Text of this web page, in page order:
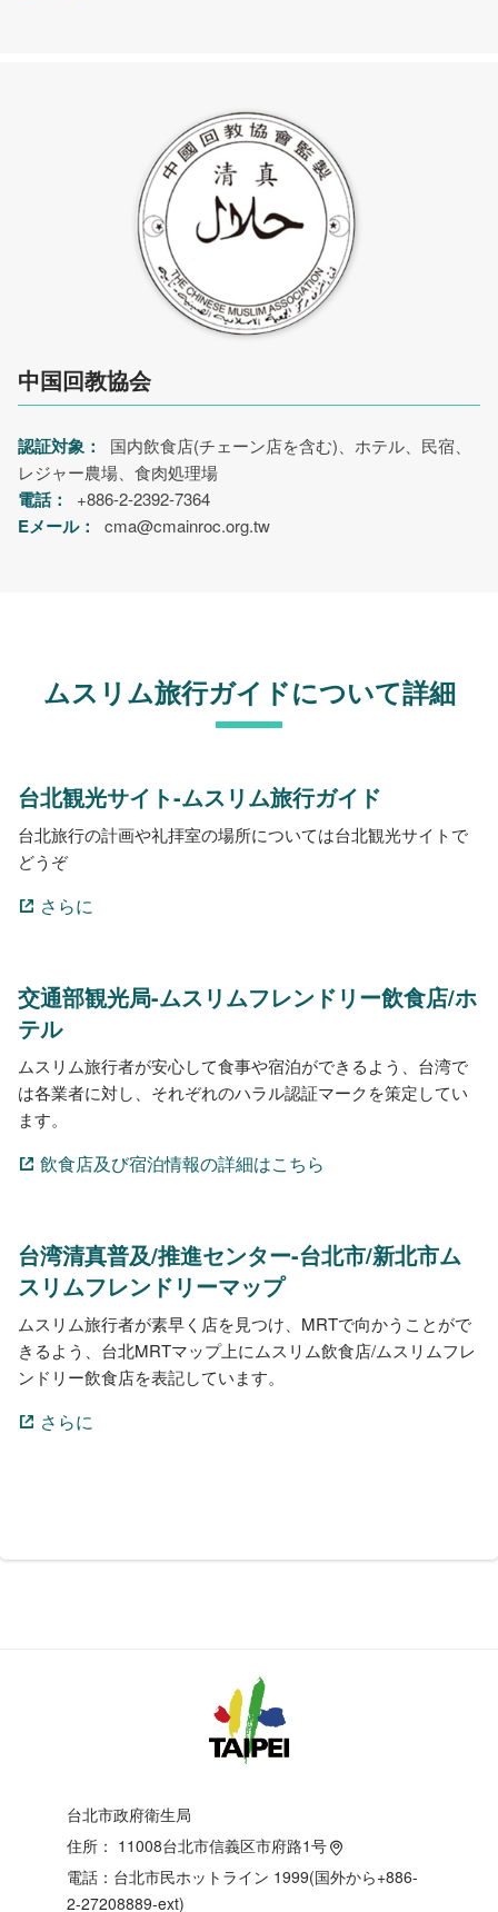
中国回教協会
認証対象：
国内飲食店(チェーン店を含む)、ホテル、民宿、
レジャー農場、食肉処理場
電話： +886-2-2392-7364
Eメール： cma@cmainroc.org.tw
ムスリム旅行ガイドについて詳細
台北観光サイト-ムスリム旅行ガイド
台北旅行の計画や礼拝室の場所については台北観光サイトで
どうぞ
さらに
交通部観光局-ムスリムフレンドリー飲食店/ホ
テル
ムスリム旅行者が安心して食事や宿泊ができるよう、台湾で
は各業者に対し、それぞれのハラル認証マークを策定してい
ます。
飲食店及び宿泊情報の詳細はこちら
台湾清真普及/推進センター-台北市/新北市ム
スリムフレンドリーマップ
ムスリム旅行者が素早く店を見つけ、MRTで向かうことがで
きるよう、台北MRTマップ上にムスリム飲食店/ムスリムフレ
ンドリー飲食店を表記しています。
さらに
台北市政府衛生局
住所： 11008台北市信義区市府路1号
電話：台北市民ホットライン 1999(国外から+886-
2-27208889-ext)